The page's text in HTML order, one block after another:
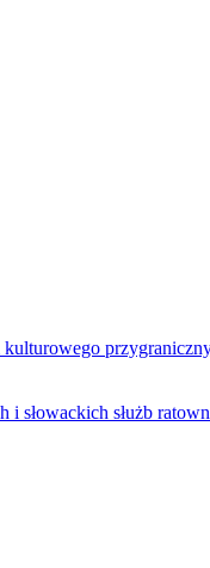
i słowackich służb